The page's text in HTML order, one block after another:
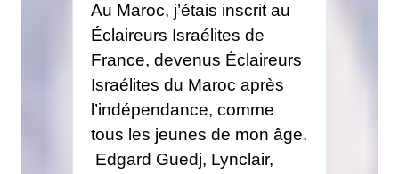
Au Maroc, j’étais inscrit au
Éclaireurs Israélites de
France, devenus Éclaireurs
Israélites du Maroc après
l’indépendance, comme
tous les jeunes de mon âge.
Edgard Guedj, Lynclair,